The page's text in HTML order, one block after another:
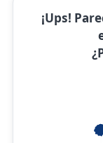
¡Ups!